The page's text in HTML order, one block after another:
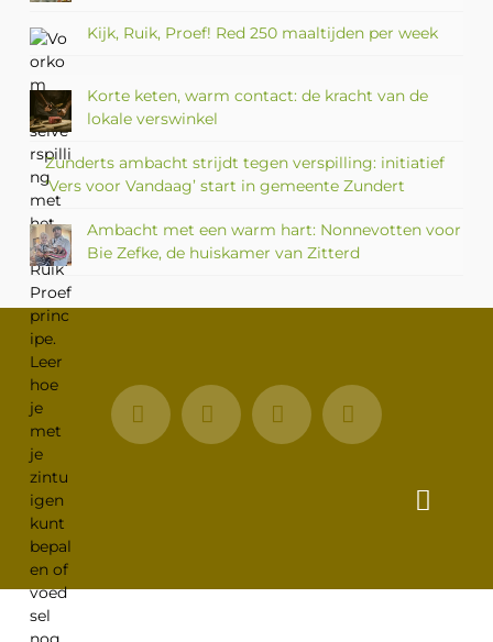
Kijk, Ruik, Proef! Red 250 maaltijden per week
Korte keten, warm contact: de kracht van de
lokale verswinkel
Zunderts ambacht strijdt tegen verspilling: initiatief
‘Vers voor Vandaag’ start in gemeente Zundert
Ambacht met een warm hart: Nonnevotten voor
Bie Zefke, de huiskamer van Zitterd